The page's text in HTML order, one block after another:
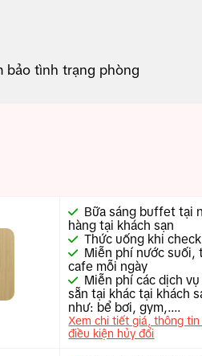
bảo tình trạng phòng
Bữa sáng buffet tại
hàng tại khách sạn
Thức uống khi
Miễn phí nước suối,
cafe mỗi ngày
Miễn phí các dịch vụ
sẵn tại khác tại khách
như: bể bơi, gym,....
Xem chi tiết giá, thông tin
điều kiện hủy đổi